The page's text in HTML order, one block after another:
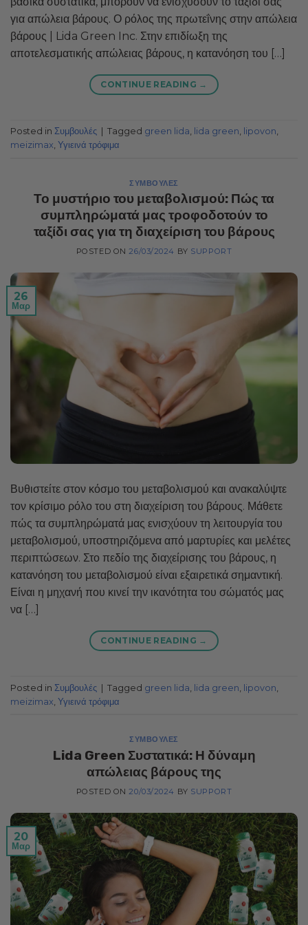
για απώλεια βάρους. Ο ρόλος της πρωτεΐνης στην απώλεια
βάρους | Lida Green Inc. Στην επιδίωξη της
αποτελεσματικής απώλειας βάρους, η κατανόηση του […]
CONTINUE READING →
Posted in Συμβουλές Tagged green lida lida green lipovon
meizimax Υγιεινά τρόφιμα
ΣΥΜΒΟΥΛΈΣ
Το μυστήριο του μεταβολισμού: Πώς τα
συμπληρώματά μας τροφοδοτούν το
ταξίδι σας για τη διαχείριση του βάρους
POSTED ON 26/03/2024 BY SUPPORT
26
Μαρ
Βυθιστείτε στον κόσμο του μεταβολισμού και ανακαλύψτε
τον κρίσιμο ρόλο του στη διαχείριση του βάρους. Μάθετε
πώς τα συμπληρώματά μας ενισχύουν τη λειτουργία του
μεταβολισμού, υποστηριζόμενα από μαρτυρίες και μελέτες
περιπτώσεων. Στο πεδίο της διαχείρισης του βάρους, η
κατανόηση του μεταβολισμού είναι εξαιρετικά σημαντική.
Είναι η μηχανή που κινεί την ικανότητα του σώματός μας
να […]
CONTINUE READING →
Posted in Συμβουλές Tagged green lida lida green lipovon
meizimax Υγιεινά τρόφιμα
ΣΥΜΒΟΥΛΈΣ
Lida Green Συστατικά: Η δύναμη
απώλειας βάρους της
POSTED ON 20/03/2024 BY SUPPORT
20
Μαρ